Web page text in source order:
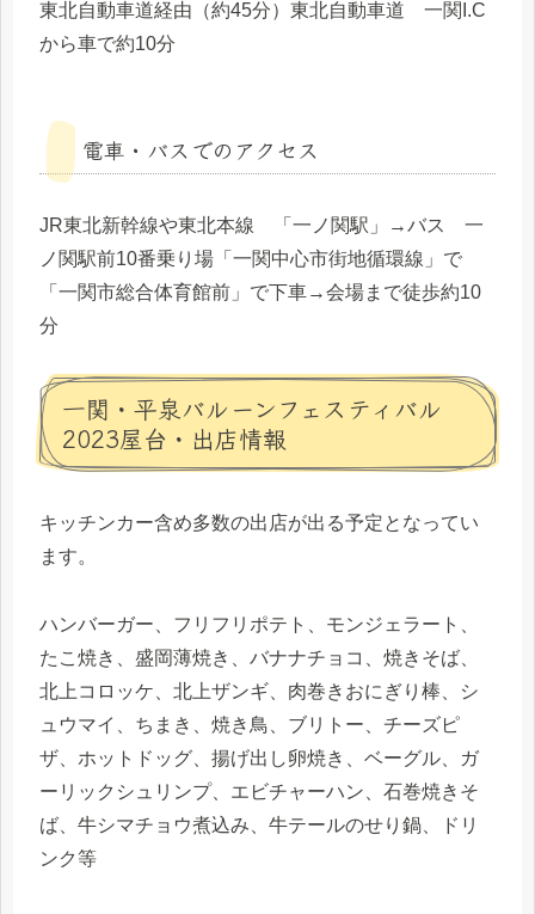
東北自動車道経由（約45分）東北自動車道 一関I.C
から車で約10分
電車・バスでのアクセス
JR東北新幹線や東北本線 「一ノ関駅」→バス 一
ノ関駅前10番乗り場「一関中心市街地循環線」で
「一関市総合体育館前」で下車→会場まで徒歩約10
分
一関・平泉バルーンフェスティバル
2023屋台・出店情報
キッチンカー含め多数の出店が出る予定となってい
ます。
ハンバーガー、フリフリポテト、モンジェラート、
たこ焼き、盛岡薄焼き、バナナチョコ、焼きそば、
北上コロッケ、北上ザンギ、肉巻きおにぎり棒、シ
ュウマイ、ちまき、焼き鳥、ブリトー、チーズピ
ザ、ホットドッグ、揚げ出し卵焼き、ベーグル、ガ
ーリックシュリンプ、エビチャーハン、石巻焼きそ
ば、牛シマチョウ煮込み、牛テールのせり鍋、ドリ
ンク等